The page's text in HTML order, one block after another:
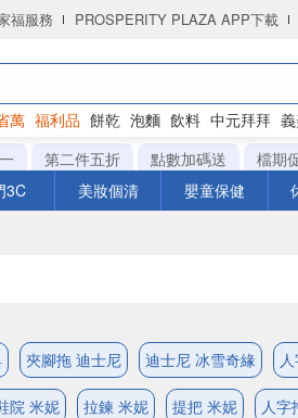
福服務 PROSPERITY PLAZA APP下載
萬 福利品 餅乾 泡麵 飲料 中元拜拜
第二件五折 點數加碼送
檔期
3C 美妝個清 嬰童保健
夾腳拖 迪士尼 迪士尼 冰雪奇緣
院 米妮 拉鍊 米妮 提把 米妮 人字